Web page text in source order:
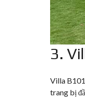
3.
Villa
trang bị